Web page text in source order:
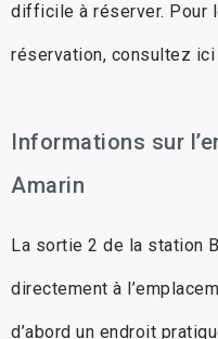
difficile à réserver. Pour
réservation, consultez ici
Informations sur
Amarin
La sortie 2 de la station
directement à
d’abord un endroit